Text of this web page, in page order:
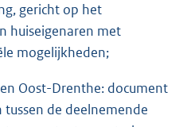
gericht op het
huiseigenaren met
mogelijkheden;
Oost-Drenthe: document
de deelnemende